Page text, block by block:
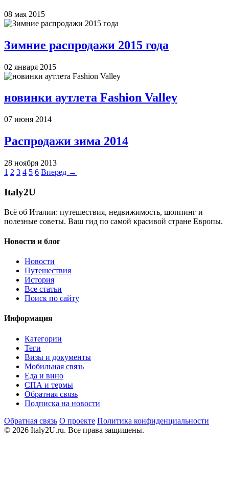
08 мая 2015
Зимние распродажи 2015 года
02 января 2015
новинки аутлета Fashion Valley
07 июня 2014
Распродажи зима 2014
28 ноября 2013
1 2 3 4 5 6 Вперед →
Italy2U
Всё об Италии: путешествия, недвижимость, шоппинг и
полезные советы. Ваш гид по самой красивой стране Европы.
Новости и блог
Новости
Путешествия
История
Все статьи
Поиск по сайту
Информация
Категории
Теги
Визы и документы
Мобильная связь
Еда и вино
СПА и термы
Обратная связь
Подписка на новости
Обратная связь О проекте Политика конфиденциальности
© 2026 Italy2U.ru. Все права защищены.